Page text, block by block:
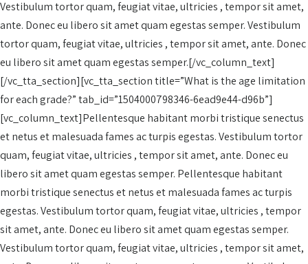
Vestibulum tortor quam, feugiat vitae, ultricies , tempor sit amet,
ante. Donec eu libero sit amet quam egestas semper. Vestibulum
tortor quam, feugiat vitae, ultricies , tempor sit amet, ante. Donec
eu libero sit amet quam egestas semper.[/vc_column_text]
[/vc_tta_section][vc_tta_section title=”What is the age limitation
for each grade?” tab_id=”1504000798346-6ead9e44-d96b”]
[vc_column_text]Pellentesque habitant morbi tristique senectus
et netus et malesuada fames ac turpis egestas. Vestibulum tortor
quam, feugiat vitae, ultricies , tempor sit amet, ante. Donec eu
libero sit amet quam egestas semper. Pellentesque habitant
morbi tristique senectus et netus et malesuada fames ac turpis
egestas. Vestibulum tortor quam, feugiat vitae, ultricies , tempor
sit amet, ante. Donec eu libero sit amet quam egestas semper.
Vestibulum tortor quam, feugiat vitae, ultricies , tempor sit amet,